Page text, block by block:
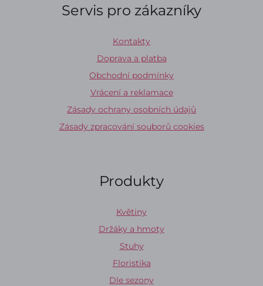
Servis pro zákazníky
Kontakty
Doprava a platba
Obchodní podmínky
Vrácení a reklamace
Zásady ochrany osobních údajů
Zásady zpracování souborů cookies
Produkty
Květiny
Držáky a hmoty
Stuhy
Floristika
Dle sezony